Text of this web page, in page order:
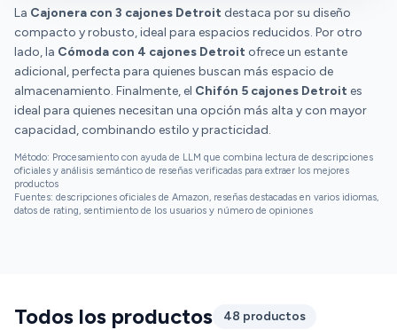
La Cajonera con 3 cajones Detroit destaca por su diseño
compacto y robusto, ideal para espacios reducidos. Por otro
lado, la Cómoda con 4 cajones Detroit ofrece un estante
adicional, perfecta para quienes buscan más espacio de
almacenamiento. Finalmente, el Chifón 5 cajones Detroit es
ideal para quienes necesitan una opción más alta y con mayor
capacidad, combinando estilo y practicidad.
Método: Procesamiento con ayuda de LLM que combina lectura de descripciones
oficiales y análisis semántico de reseñas verificadas para extraer los mejores
productos
Fuentes: descripciones oficiales de Amazon, reseñas destacadas en varios idiomas,
datos de rating, sentimiento de los usuarios y número de opiniones
Todos los productos
48 productos